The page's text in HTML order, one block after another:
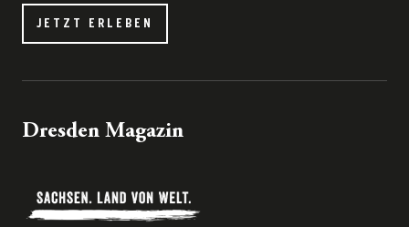
JETZT ERLEBEN
Dresden Magazin